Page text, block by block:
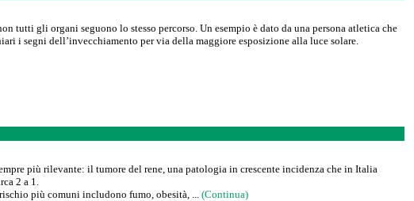
tutti gli organi seguono lo stesso percorso. Un esempio è dato da una persona atletica che
i segni dell’invecchiamento per via della maggiore esposizione alla luce solare.
più rilevante: il tumore del rene, una patologia in crescente incidenza che in Italia
2 a 1.
più comuni includono fumo, obesità, ... (Continua)